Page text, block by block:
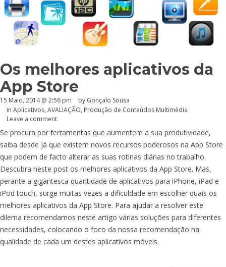
Os melhores aplicativos da
App Store
15 Maio, 2014 @ 2:56 pm by Gonçalo Sousa
in Aplicativos, AVALIAÇÃO, Produção de Conteúdos Multimédia
Leave a comment
Se procura por ferramentas que aumentem a sua produtividade,
saiba desde já que existem novos recursos poderosos na App Store
que podem de facto alterar as suas rotinas diárias no trabalho.
Descubra neste post os melhores aplicativos da App Store. Mas,
perante a gigantesca quantidade de aplicativos para iPhone, iPad e
iPod touch, surge muitas vezes a dificuldade em escolher quais os
melhores aplicativos da App Store. Para ajudar a resolver este
dilema recomendamos neste artigo várias soluções para diferentes
necessidades, colocando o foco da nossa recomendação na
qualidade de cada um destes aplicativos móveis.